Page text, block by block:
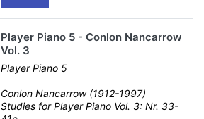
Player Piano 5 - Conlon Nancarrow
Vol. 3
Player Piano 5
Conlon Nancarrow (1912-1997)
Studies for Player Piano Vol. 3: Nr. 33-